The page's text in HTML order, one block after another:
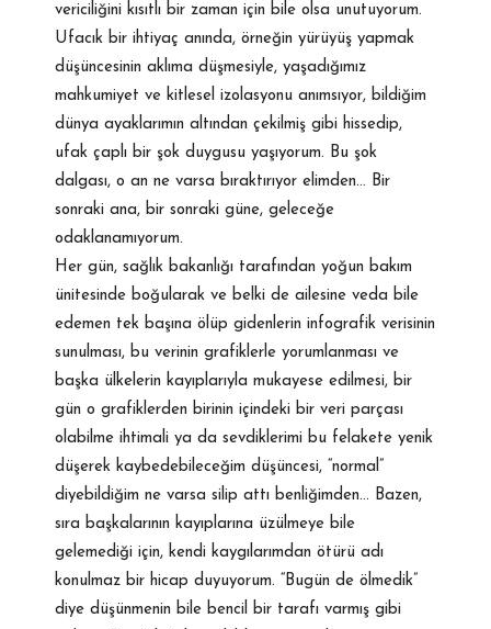
vericiliğini kısıtlı bir zaman için bile olsa unutuyorum.
Ufacık bir ihtiyaç anında, örneğin yürüyüş yapmak
düşüncesinin aklıma düşmesiyle, yaşadığımız
mahkumiyet ve kitlesel izolasyonu anımsıyor, bildiğim
dünya ayaklarımın altından çekilmiş gibi hissedip,
ufak çaplı bir şok duygusu yaşıyorum. Bu şok
dalgası, o an ne varsa bıraktırıyor elimden… Bir
sonraki ana, bir sonraki güne, geleceğe
odaklanamıyorum.
Her gün, sağlık bakanlığı tarafından yoğun bakım
ünitesinde boğularak ve belki de ailesine veda bile
edemen tek başına ölüp gidenlerin infografik verisinin
sunulması, bu verinin grafiklerle yorumlanması ve
başka ülkelerin kayıplarıyla mukayese edilmesi, bir
gün o grafiklerden birinin içindeki bir veri parçası
olabilme ihtimali ya da sevdiklerimi bu felakete yenik
düşerek kaybedebileceğim düşüncesi, “normal”
diyebildiğim ne varsa silip attı benliğimden… Bazen,
sıra başkalarının kayıplarına üzülmeye bile
gelemediği için, kendi kaygılarımdan ötürü adı
konulmaz bir hicap duyuyorum. “Bugün de ölmedik”
diye düşünmenin bile bencil bir tarafı varmış gibi